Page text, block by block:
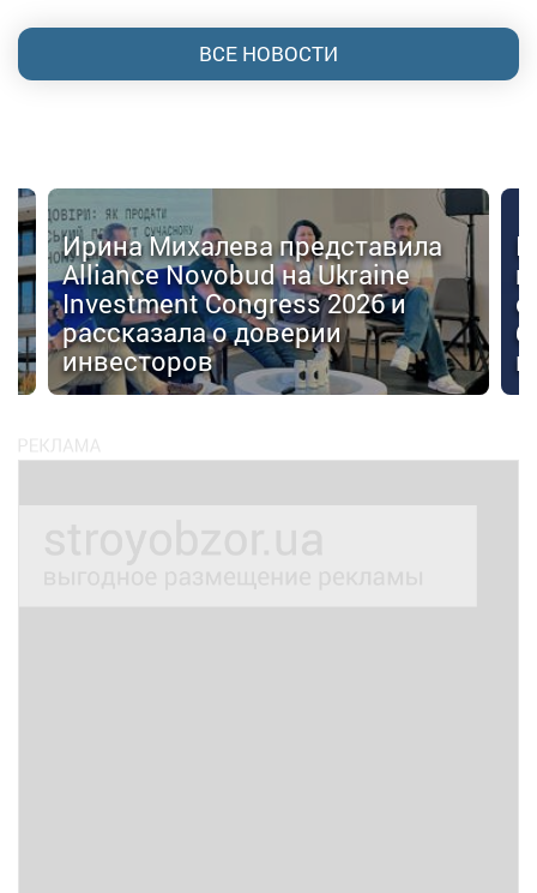
ВСЕ НОВОСТИ
Ирина Михалева представила
Alliance Novobud на Ukraine
Investment Congress 2026 и
рассказала о доверии
инвесторов